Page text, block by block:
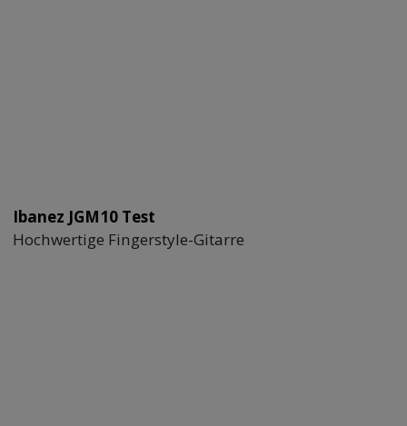
Ibanez JGM10 Test
Hochwertige Fingerstyle-Gitarre